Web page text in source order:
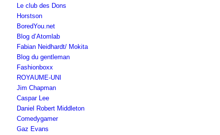
Le club des Dons
Horstson
BoredYou.net
Blog d’Atomlab
Fabian Neidhardt/ Mokita
Blog du gentleman
Fashionboxx
ROYAUME-UNI
Jim Chapman
Caspar Lee
Daniel Robert Middleton
Comedygamer
Gaz Evans